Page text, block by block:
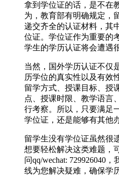
拿到学位证的话，是不在
为，教育部有明确规定，
递交齐全的认证材料，其
位证。学位证作为重要的
学生的学历认证将会遭遇
当然，国外学历认证不仅
历学位的真实性以及有效
留学方式、授课目标、授
点、授课时限、教学语言
行考察。所以，只要满足
学位证，还是能够有其他
留学生没有学位证虽然很
想要轻松解决这类难题，
问qq/wechat: 729926040
线为您解决疑难，确保学